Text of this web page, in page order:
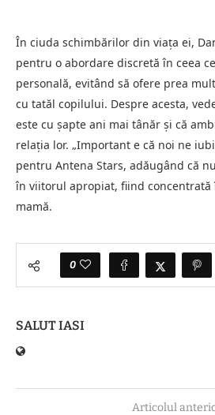
În ciuda schimbărilor din viața ei,
pentru o abordare discretă în ceea
personală, evitând să ofere prea
cu tatăl copilului. Despre acesta,
este cu șapte ani mai tânăr și că
relația lor. „Important e că noi ne
pentru Antena Stars, adăugând că
în viitorul apropiat, fiind
mamă.
0
SALUT IASI
Articolul